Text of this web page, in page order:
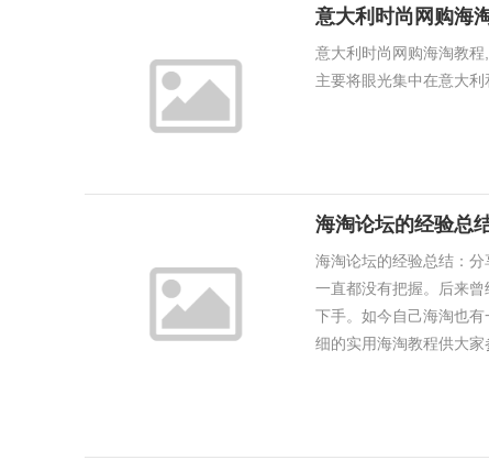
意大利时尚网购海
意大利时尚网购海淘教
主要将眼光集中在意大
海淘论坛的经验总
海淘论坛的经验总结：
一直都没有把握。后来
下手。如今自己海淘也
细的实用海淘教程供大家